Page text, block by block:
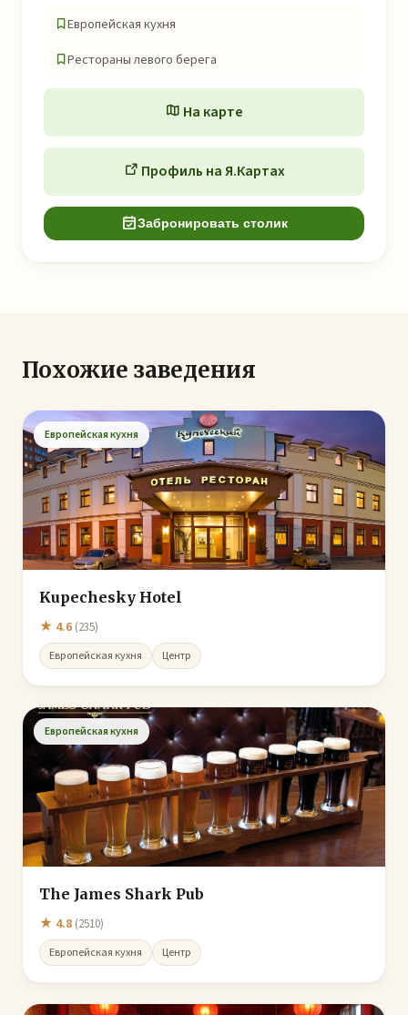
Европейская кухня
Рестораны левого берега
На карте
Профиль на Я.Картах
Забронировать столик
Похожие заведения
Европейская кухня
Kupechesky Hotel
★ 4.6 (235)
Европейская кухня Центр
Европейская кухня
The James Shark Pub
★ 4.8 (2510)
Европейская кухня Центр